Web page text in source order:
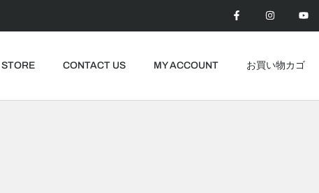
a
c
e
n
s
t
r
a
o
t
e
STORE CONTACT US MY ACCOUNT お買い物カゴ